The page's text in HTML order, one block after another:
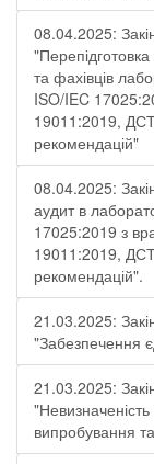
08.04.2025:
"Перепідготовка
та фахівців
ISO/IEC
19011:2019,
рекомендацій"
08.04.2025:
аудит в
17025:2019 з
19011:2019,
рекомендацій".
21.03.2025:
"Забезпечення
21.03.2025:
випробування